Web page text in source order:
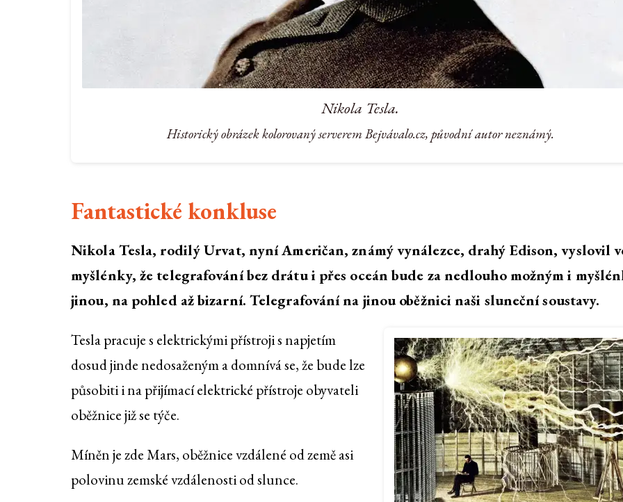
Nikola Tesla.
Historický obrázek kolorovaný serverem Bejvávalo.cz, původní autor neznámý.
Fantastické konkluse
Nikola Tesla, rodilý Urvat, nyní Američan, známý vynálezce, drahý Edison, vyslovil
myšlénky, že telegrafování bez drátu i přes oceán bude za nedlouho možným i
jinou, na pohled až bizarní. Telegrafování na jinou oběžnici naši sluneční soustavy.
Tesla pracuje s elektrickými přístroji s napjetím
dosud jinde nedosaženým a domnívá se, že bude lze
působiti i na přijímací elektrické přístroje obyvateli
oběžnice již se týče.
Míněn je zde Mars, oběžnice vzdálené od země asi
polovinu zemské vzdálenosti od slunce.